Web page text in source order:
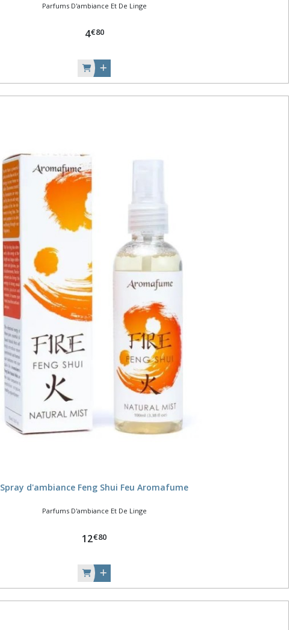
Parfums D'ambiance Et De Linge
4€80
Spray d'ambiance Feng Shui Feu Aromafume
Parfums D'ambiance Et De Linge
12€80